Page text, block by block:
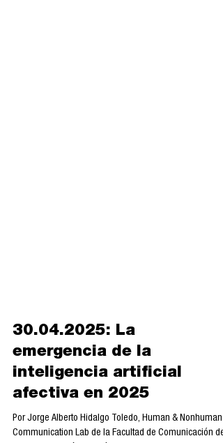
30.04.2025: La
emergencia de la
inteligencia artificial
afectiva en 2025